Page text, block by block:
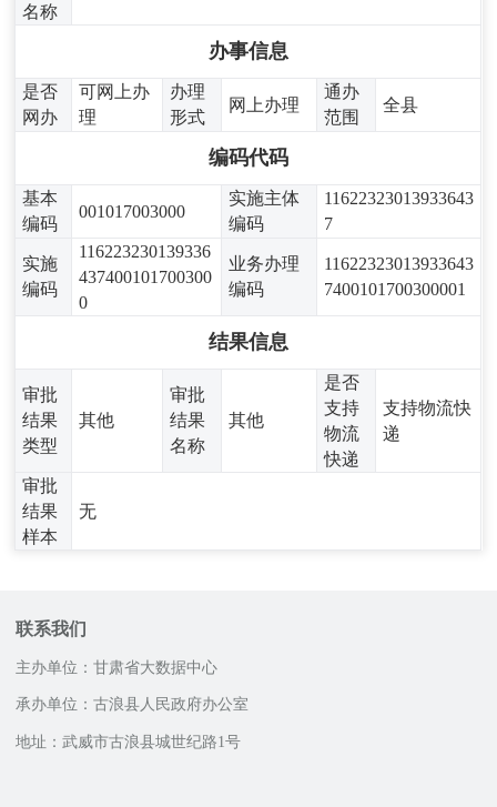
名称
办事信息
是否
网办
可网上办
理
办理
形式
网上办理
通办
范围
全县
编码代码
基本
编码
001017003000
实施主体
编码
11622323013933643
7
实施
编码
116223230139336
437400101700300
0
业务办理
编码
11622323013933643
7400101700300001
结果信息
审批
结果
类型
其他
审批
结果
名称
其他
是否
支持
物流
快递
支持物流快
递
审批
结果
样本
无
联系我们
主办单位：甘肃省大数据中心
承办单位：古浪县人民政府办公室
地址：武威市古浪县城世纪路1号